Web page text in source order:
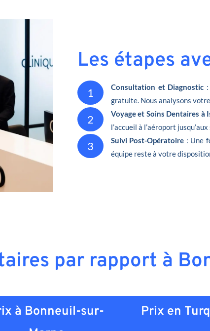
Les étapes
1 Consultation et Diagnostic
gratuite. Nous analysons
2 Voyage et Soins Dentaires à
l’accueil à l’aéroport
3 Suivi Post-Opératoire : Une
équipe reste à votre
par rapport à
à Bonneuil-sur-
Prix en